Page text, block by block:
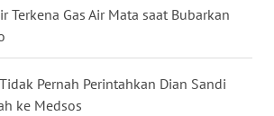
Terkena Gas Air Mata saat Bubarkan
Pernah Perintahkan Dian Sandi
ke Medsos